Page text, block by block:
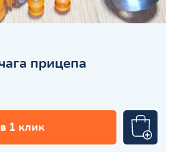
прицепа
1 клик